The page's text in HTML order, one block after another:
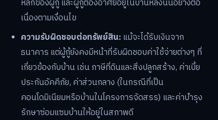
หลักของผู้กู้ และผู้กู้ต้องอาศัยอยู่ในบ้านหลังนั้นอย่างต่อ
เนื่องตามเงื่อนไข
ความรับผิดชอบต่อทรัพย์สิน: แม้จะได้รับเงินจาก
ธนาคาร แต่ผู้กู้ยังคงมีหน้าที่รับผิดชอบค่าใช้จ่ายต่างๆ ที่
เกี่ยวข้องกับบ้าน เช่น ภาษีที่ดินและสิ่งปลูกสร้าง, ค่าเบี้ย
ประกันอัคคีภัย, ค่าส่วนกลาง (ในกรณีที่เป็น
คอนโดมิเนียมหรือบ้านในโครงการจัดสรร) และค่าบำรุง
รักษาซ่อมแซมบ้านให้อยู่ในสภาพดี